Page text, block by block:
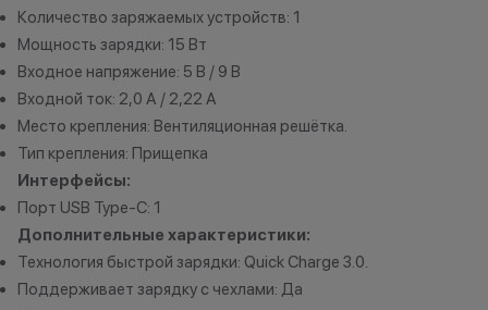
Вожак стаи
Кэшбэк: 5%
Важно знать
1 бонусный балл = 1 рубль.
Баллы начисляются автоматически
сразу после покупки.
Все цены и условия не являются
Количество заряжаемых устройств: 1
Мощность зарядки: 15 Вт
Входное напряжение: 5 В / 9 В
Входной ток: 2,0 А / 2,22 А
Место крепления: Вентиляционная решётка.
Тип крепления: Прищепка
Интерфейсы:
Порт USB Type-C: 1
Дополнительные характеристики:
Технология быстрой зарядки: Quick Charge 3.0.
Поддерживает зарядку с чехлами: Да